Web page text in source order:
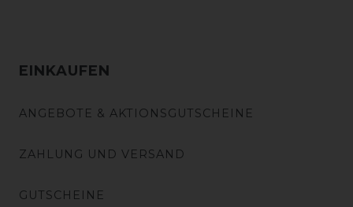
EINKAUFEN
ANGEBOTE & AKTIONSGUTSCHEINE
ZAHLUNG UND VERSAND
GUTSCHEINE